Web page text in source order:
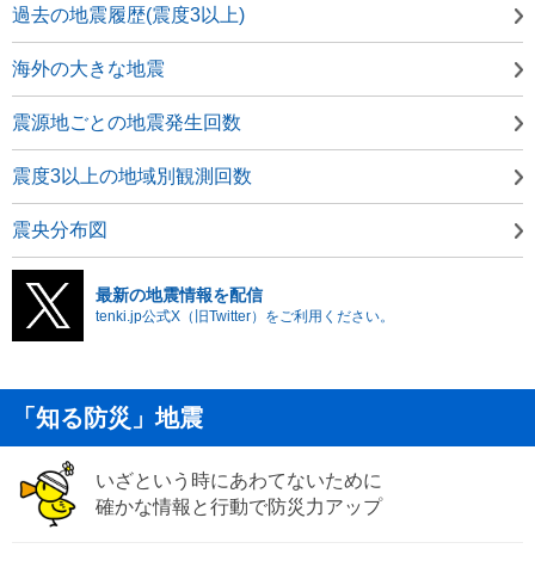
過去の地震履歴(震度3以上)
海外の大きな地震
震源地ごとの地震発生回数
震度3以上の地域別観測回数
震央分布図
最新の地震情報を配信
tenki.jp公式X（旧Twitter）をご利用ください。
「知る防災」地震
いざという時にあわてないために
確かな情報と行動で防災力アップ